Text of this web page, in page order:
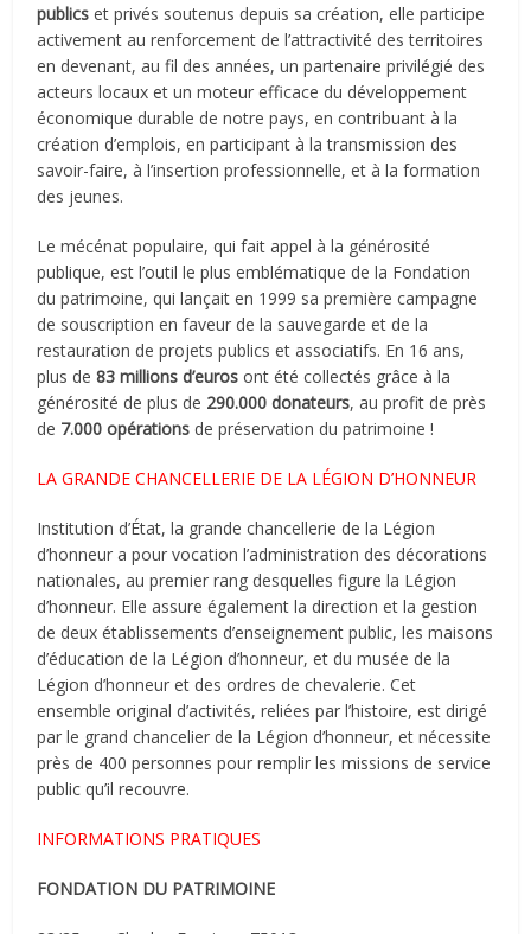
publics et privés soutenus depuis sa création, elle participe
activement au renforcement de l’attractivité des territoires
en devenant, au fil des années, un partenaire privilégié des
acteurs locaux et un moteur efficace du développement
économique durable de notre pays, en contribuant à la
création d’emplois, en participant à la transmission des
savoir-faire, à l’insertion professionnelle, et à la formation
des jeunes.
Le mécénat populaire, qui fait appel à la générosité
publique, est l’outil le plus emblématique de la Fondation
du patrimoine, qui lançait en 1999 sa première campagne
de souscription en faveur de la sauvegarde et de la
restauration de projets publics et associatifs. En 16 ans,
plus de 83 millions d’euros ont été collectés grâce à la
générosité de plus de 290.000 donateurs, au profit de près
de 7.000 opérations de préservation du patrimoine !
LA GRANDE CHANCELLERIE DE LA LÉGION D’HONNEUR
Institution d’État, la grande chancellerie de la Légion
d’honneur a pour vocation l’administration des décorations
nationales, au premier rang desquelles figure la Légion
d’honneur. Elle assure également la direction et la gestion
de deux établissements d’enseignement public, les maisons
d’éducation de la Légion d’honneur, et du musée de la
Légion d’honneur et des ordres de chevalerie. Cet
ensemble original d’activités, reliées par l’histoire, est dirigé
par le grand chancelier de la Légion d’honneur, et nécessite
près de 400 personnes pour remplir les missions de service
public qu’il recouvre.
INFORMATIONS PRATIQUES
FONDATION DU PATRIMOINE